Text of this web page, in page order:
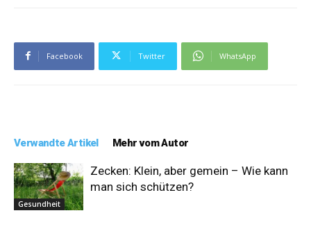
Facebook Twitter WhatsApp
Verwandte Artikel Mehr vom Autor
Gesundheit
Zecken: Klein, aber gemein – Wie kann
man sich schützen?